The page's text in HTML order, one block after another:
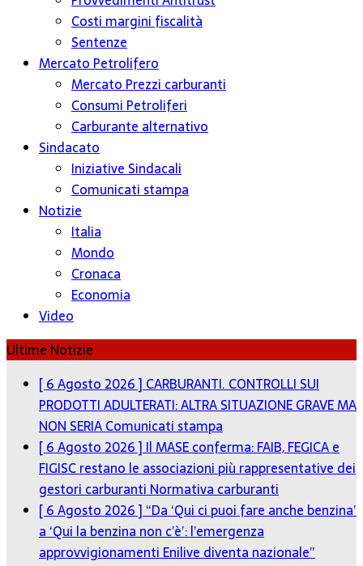
Costi margini fiscalità
Sentenze
Mercato Petrolifero
Mercato Prezzi carburanti
Consumi Petroliferi
Carburante alternativo
Sindacato
Iniziative Sindacali
Comunicati stampa
Notizie
Italia
Mondo
Cronaca
Economia
Video
Ultime Notizie
[ 6 Agosto 2026 ] CARBURANTI. CONTROLLI SUI
PRODOTTI ADULTERATI: ALTRA SITUAZIONE GRAVE MA
NON SERIAComunicati stampa
[ 6 Agosto 2026 ] Il MASE conferma: FAIB, FEGICA e
FIGISC restano le associazioni più rappresentative dei
gestori carburanti Normativa carburanti
[ 6 Agosto 2026 ] “Da ‘Qui ci puoi fare anche benzina’
a ‘Qui la benzina non c’è’: l’emergenza
approvvigionamenti Enilive diventa nazionale”